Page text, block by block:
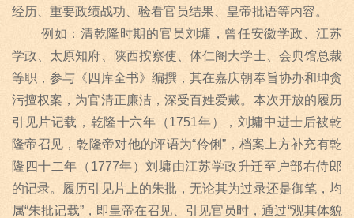
经历、重要政绩战功、验看官员结果、皇帝批语等内容。
例如：清乾隆时期的官员刘墉，曾任安徽学政、江苏
学政、太原知府、陕西按察使、体仁阁大学士、会典馆总裁
等职，参与《四库全书》编撰，其在嘉庆朝奉旨协办和珅贪
污擅权案，为官清正廉洁，深受百姓爱戴。本次开放的履历
引见片记载，乾隆十六年（1751年），刘墉中进士后被乾
隆帝召见，乾隆帝对他的评语为“伶俐” ，档案上方补充有乾
隆四十二年（ 1777年）刘墉由江苏学政升迁至户部右侍郎
的记录。履历引见片上的朱批，无论其为过录还是御笔，均
属“朱批记载”，即皇帝在召见、引见官员时，通过“观其体貌